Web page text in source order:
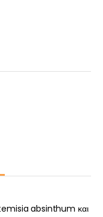
absinthum και